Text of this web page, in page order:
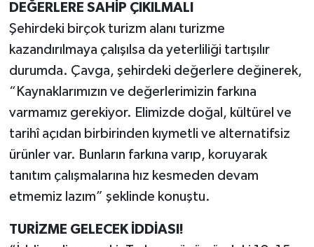
DEĞERLERE SAHİP ÇIKILMALI
Şehirdeki birçok turizm alanı turizme
kazandırılmaya çalışılsa da yeterliliği tartışılır
durumda. Çavga, şehirdeki değerlere değinerek,
“Kaynaklarımızın ve değerlerimizin farkına
varmamız gerekiyor. Elimizde doğal, kültürel ve
tarihî açıdan birbirinden kıymetli ve alternatifsiz
ürünler var. Bunların farkına varıp, koruyarak
tanıtım çalışmalarına hız kesmeden devam
etmemiz lazım” şeklinde konuştu.
TURİZME GELECEK İDDİASI!